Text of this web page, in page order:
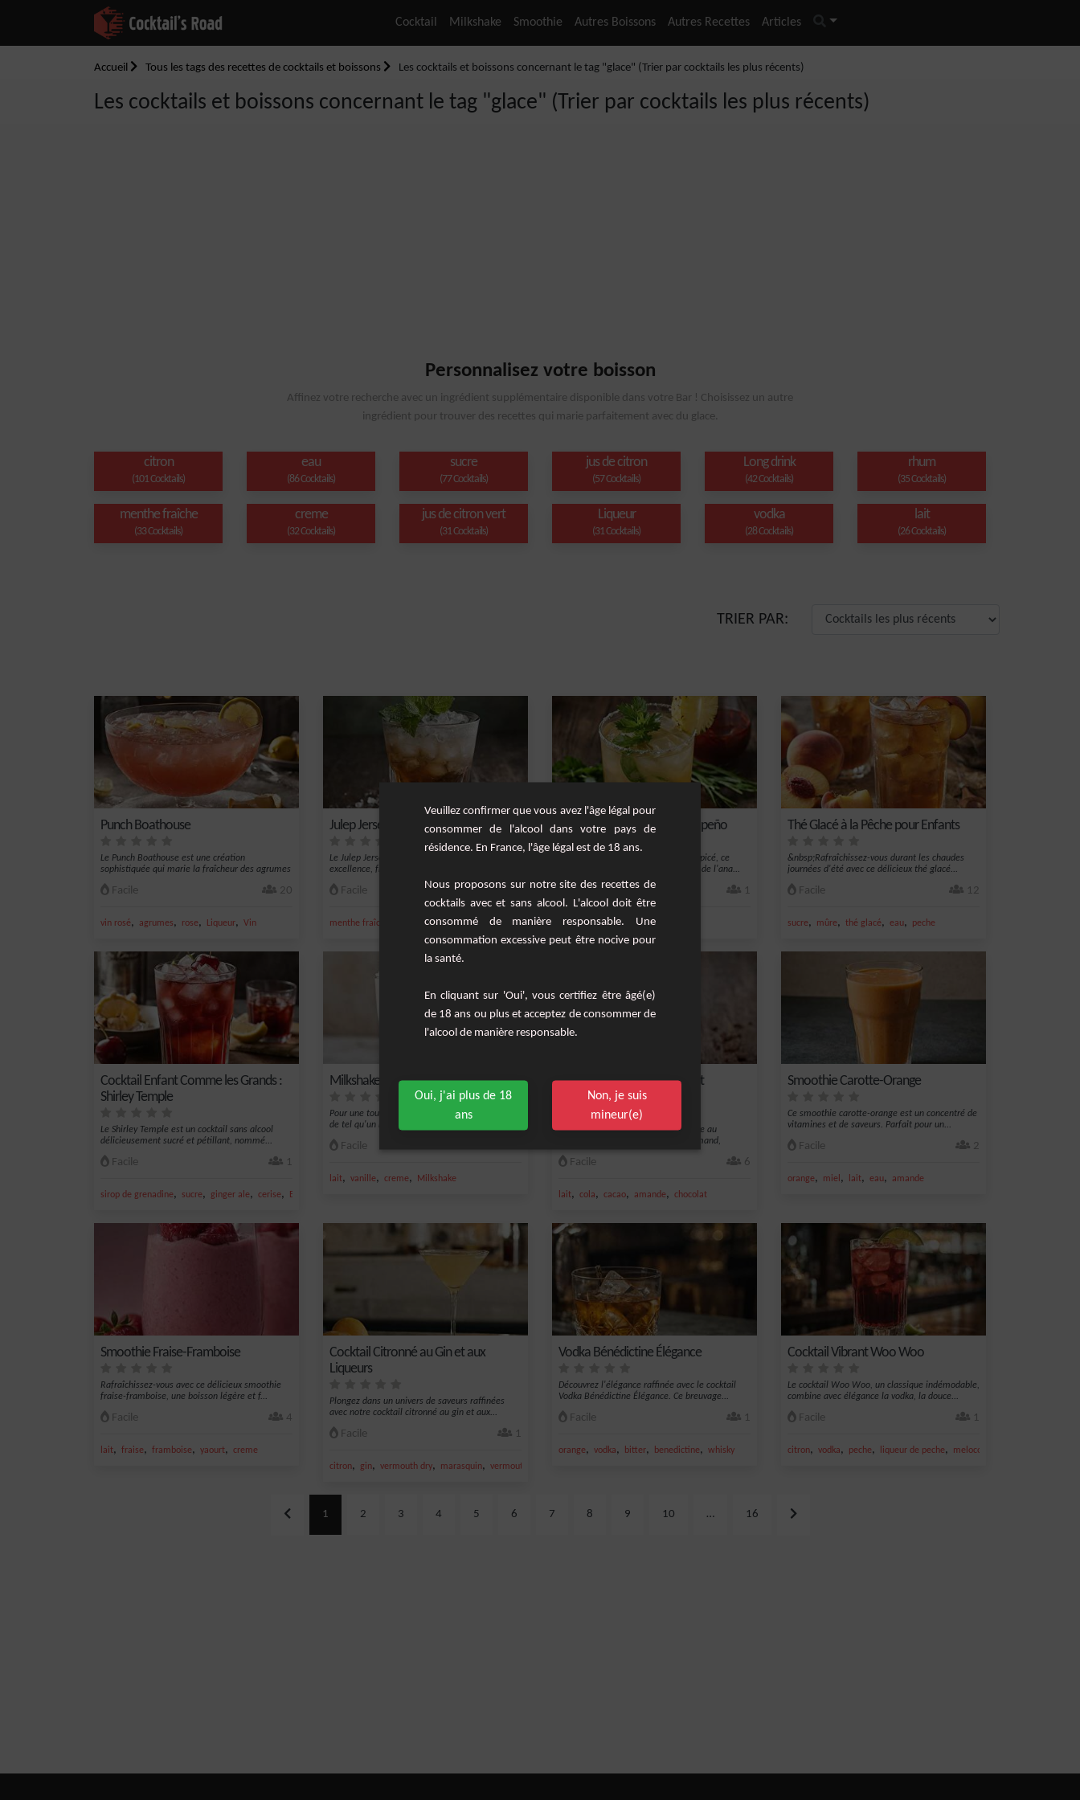
Cocktail Milkshake Smoothie Autres Boissons Autres Recettes Articles
Accueil Tous les tags des recettes de cocktails et boissons Les cocktails et boissons concernant le tag "glace" (Trier par cocktails les plus récents)
Les cocktails et boissons concernant le tag "glace" (Trier par cocktails les plus récents)
Personnalisez votre boisson
Affinez votre recherche avec un ingrédient supplémentaire disponible dans votre Bar ! Choisissez un autre
ingrédient pour trouver des recettes qui marie parfaitement avec du glace.
citron
(101 Cocktails)
eau
(86 Cocktails)
sucre
(77 Cocktails)
jus de citron
(57 Cocktails)
Long drink
(42 Cocktails)
rhum
(35 Cocktails)
menthe fraîche
(33 Cocktails)
creme
(32 Cocktails)
jus de citron vert
(31 Cocktails)
Liqueur
(31 Cocktails)
vodka
(28 Cocktails)
lait
(26 Cocktails)
TRIER PAR:
Punch Boathouse
Le Punch Boathouse est une création
sophistiquée qui marie la fraîcheur des agrumes
Facile 20
vin rosé, agrumes, rose, Liqueur, Vin
Julep Jersey
Le Julep Jersey est une boisson estivale par
excellence, fraîche et aromatique, conçue...
Facile 1
menthe fraîche sirop d'érable,pomme,brandy,eau de vie
Cocktail Tequila Ananas-Jalapeño
Rafraîchissant et audacieusement épicé, ce
cocktail combine la douceur juteuse de l'ana...
1
ananas,tequila, coriandre
Thé Glacé à la Pêche pour Enfants
&nbsp;Rafraîchissez-vous durant les chaudes
journées d'été avec ce délicieux thé glacé...
Facile 12
sucre, mûre, thé glacé, eau, peche
Cocktail Enfant Comme les Grands :
Shirley Temple
Le Shirley Temple est un cocktail sans alcool
délicieusement sucré et pétillant, nommé...
Facile 1
sirop de grenadine, sucre, ginger ale, cerise, Enfant
Milkshake à la Vanille
Pour une touche de douceur et de fraîcheur, rien
de tel qu'un milkshake à la vanille cl...
Facile
lait, vanille, creme, Milkshake
Milkshake au Chocolat et lait
d'amandes
Rafraîchissez-vous avec ce milkshake au
chocolat, à la fois onctueux et gourmand,
parfa...
Facile 6
lait, cola, cacao, amande, chocolat
Smoothie Carotte-Orange
Ce smoothie carotte-orange est un concentré de
vitamines et de saveurs. Parfait pour un...
Facile 2
orange, miel , lait, eau, amande
Smoothie Fraise-Framboise
Rafraîchissez-vous avec ce délicieux smoothie
fraise-framboise, une boisson légère et f...
Facile 4
lait, fraise, framboise, yaourt, creme
Cocktail Citronné au Gin et aux
Liqueurs
Plongez dans un univers de saveurs raffinées
avec notre cocktail citronné au gin et aux...
Facile 1
citron, gin, vermouth dry, marasquin, vermouth
Vodka Bénédictine Élégance
Découvrez l'élégance raffinée avec le cocktail
Vodka Bénédictine Élégance. Ce breuvage...
Facile 1
orange, vodka, bitter, benedictine, whisky
Cocktail Vibrant Woo Woo
Le cocktail Woo Woo, un classique indémodable,
combine avec élégance la vodka, la douce...
Facile 1
citron, vodka, peche, liqueur de peche, melocoton
1 2 3 4 5 6 7 8 9 10 … 16
Veuillez confirmer que vous avez l'âge légal pour
consommer de l'alcool dans votre pays de
résidence. En France, l'âge légal est de 18 ans.
Nous proposons sur notre site des recettes de
cocktails avec et sans alcool. L'alcool doit être
consommé de manière responsable. Une
consommation excessive peut être nocive pour
la santé.
En cliquant sur 'Oui', vous certifiez être âgé(e)
de 18 ans ou plus et acceptez de consommer de
l'alcool de manière responsable.
Oui, j'ai plus de 18
ans
Non, je suis
mineur(e)